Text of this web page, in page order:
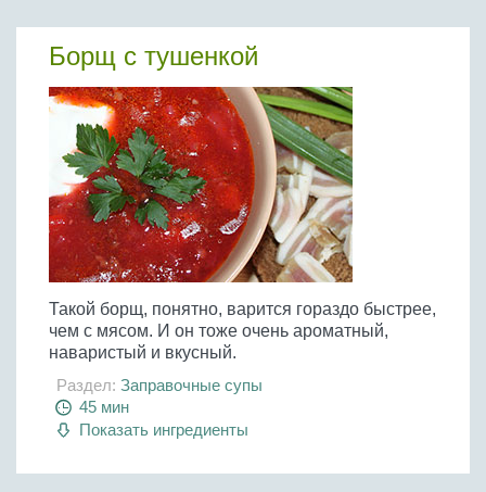
Борщ с тушенкой
Такой борщ, понятно, варится гораздо быстрее,
чем с мясом. И он тоже очень ароматный,
наваристый и вкусный.
Раздел: Заправочные супы
45 мин
Показать ингредиенты